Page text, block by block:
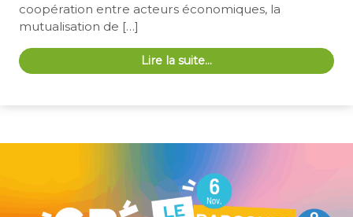
coopération entre acteurs économiques, la
mutualisation de […]
Lire la suite…